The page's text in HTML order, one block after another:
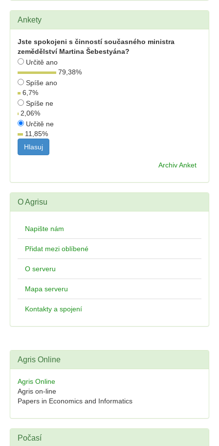
Ankety
Jste spokojeni s činností současného ministra
zemědělství Martina Šebestyána?
Určitě ano
79,38%
Spíše ano
6,7%
Spíše ne
2,06%
Určitě ne
11,85%
Archiv Anket
O Agrisu
Napište nám
Přidat mezi oblíbené
O serveru
Mapa serveru
Kontakty a spojení
Agris Online
Agris Online
Agris on-line
Papers in Economics and Informatics
Počasí